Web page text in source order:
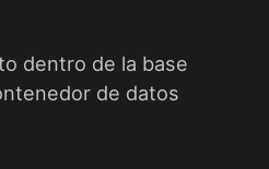
dentro de la base
de datos